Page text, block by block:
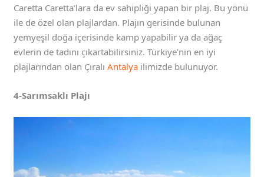
Caretta Caretta’lara da ev sahipliği yapan bir plaj. Bu yönü
ile de özel olan plajlardan. Plajın gerisinde bulunan
yemyeşil doğa içerisinde kamp yapabilir ya da ağaç
evlerin de tadını çıkartabilirsiniz. Türkiye’nin en iyi
plajlarından olan ÇıralıAntalya ilimizde bulunuyor.
4-Sarımsaklı Plajı